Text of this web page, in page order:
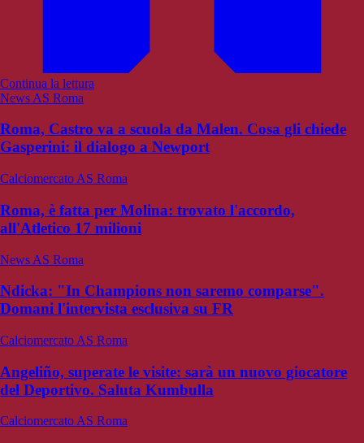
Continua la lettura
News AS Roma
Roma, Castro va a scuola da Malen. Cosa gli chiede
Gasperini: il dialogo a Newport
Calciomercato AS Roma
Roma, è fatta per Molina: trovato l'accordo,
all'Atletico 17 milioni
News AS Roma
Ndicka: "In Champions non saremo comparse".
Domani l'intervista esclusiva su FR
Calciomercato AS Roma
Angeliño, superate le visite: sarà un nuovo giocatore
del Deportivo. Saluta Kumbulla
Calciomercato AS Roma